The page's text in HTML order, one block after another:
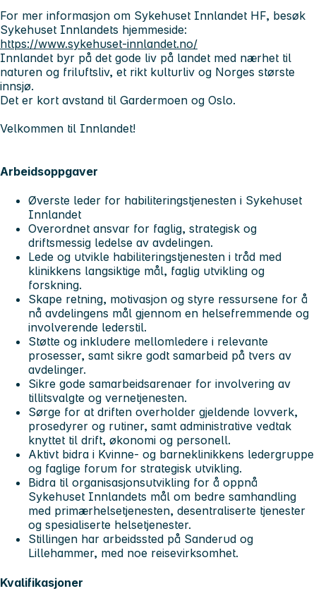
For mer informasjon om Sykehuset Innlandet HF, besøk
Sykehuset Innlandets hjemmeside:
https://www.sykehuset-innlandet.no/
Innlandet byr på det gode liv på landet med nærhet til
naturen og friluftsliv, et rikt kulturliv og Norges største
innsjø.
Det er kort avstand til Gardermoen og Oslo.
Velkommen til Innlandet!
Arbeidsoppgaver
Øverste leder for habiliteringstjenesten i Sykehuset
Innlandet
Overordnet ansvar for faglig, strategisk og
driftsmessig ledelse av avdelingen.
Lede og utvikle habiliteringstjenesten i tråd med
klinikkens langsiktige mål, faglig utvikling og
forskning.
Skape retning, motivasjon og styre ressursene for å
nå avdelingens mål gjennom en helsefremmende og
involverende lederstil.
Støtte og inkludere mellomledere i relevante
prosesser, samt sikre godt samarbeid på tvers av
avdelinger.
Sikre gode samarbeidsarenaer for involvering av
tillitsvalgte og vernetjenesten.
Sørge for at driften overholder gjeldende lovverk,
prosedyrer og rutiner, samt administrative vedtak
knyttet til drift, økonomi og personell.
Aktivt bidra i Kvinne- og barneklinikkens ledergruppe
og faglige forum for strategisk utvikling.
Bidra til organisasjonsutvikling for å oppnå
Sykehuset Innlandets mål om bedre samhandling
med primærhelsetjenesten, desentraliserte tjenester
og spesialiserte helsetjenester.
Stillingen har arbeidssted på Sanderud og
Lillehammer, med noe reisevirksomhet.
Kvalifikasjoner